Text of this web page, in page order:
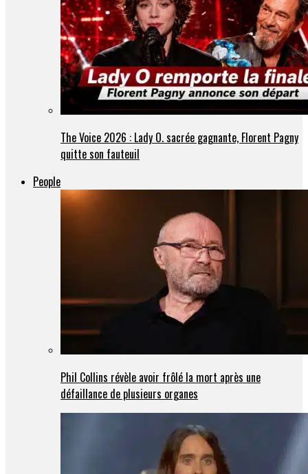
The Voice 2026 : Lady O. sacrée gagnante, Florent Pagny
quitte son fauteuil
People
Phil Collins révèle avoir frôlé la mort après une
défaillance de plusieurs organes